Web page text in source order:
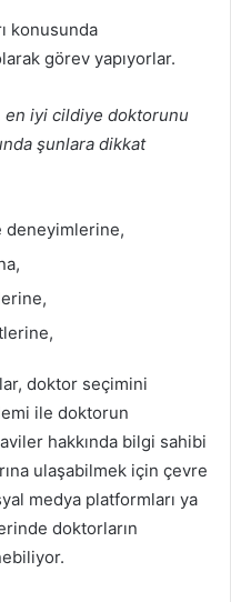
konusunda
görev yapıyorlar.
en iyi cildiye doktorunu
şunlara dikkat
deneyimlerine,
doktor seçimini
ile doktorun
hakkında bilgi sahibi
ulaşabilmek için çevre
medya platformları ya
doktorların